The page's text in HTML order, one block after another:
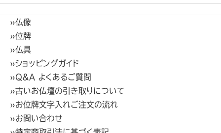
»仏像
»位牌
»仏具
»ショッピングガイド
»Q&A よくあるご質問
»古いお仏壇の引き取りについて
»お位牌文字入れご注文の流れ
»お問い合わせ